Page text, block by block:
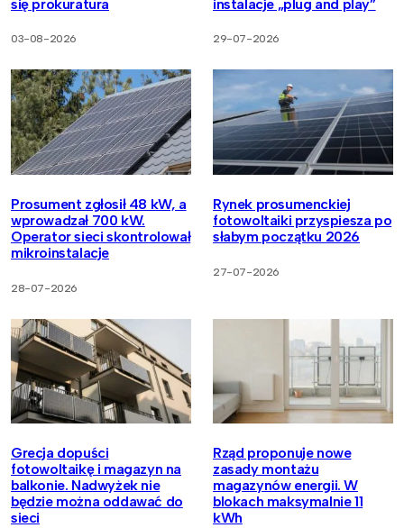
się prokuratura
03-08-2026
instalacje „plug and play”
29-07-2026
Prosument zgłosił 48 kW, a
wprowadzał 700 kW.
Operator sieci skontrolował
mikroinstalacje
28-07-2026
Rynek prosumenckiej
fotowoltaiki przyspiesza po
słabym początku 2026
27-07-2026
Grecja dopuści
fotowoltaikę i magazyn na
balkonie. Nadwyżek nie
będzie można oddawać do
sieci
Rząd proponuje nowe
zasady montażu
magazynów energii. W
blokach maksymalnie 11
kWh